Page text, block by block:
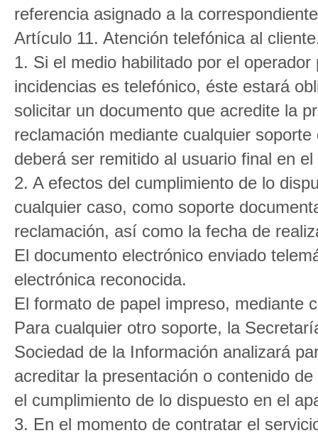
referencia asignado a la
Artículo 11. Atención telefónica al
1. Si el medio habilitado por el
incidencias es telefónico, éste estará
solicitar un documento que acredite la
reclamación mediante cualquier
deberá ser remitido al usuario final en
2. A efectos del cumplimiento de lo
cualquier caso, como soporte
reclamación, así como la fecha de
El documento electrónico enviado
electrónica reconocida.
El formato de papel impreso, mediante
Para cualquier otro soporte, la
Sociedad de la Información analizará
acreditar la presentación o contenido
el cumplimiento de lo dispuesto en el
3. En el momento de contratar el